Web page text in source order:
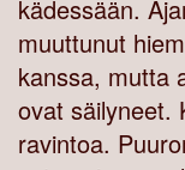
kädessään.
muuttunut
kanssa, mutta
ovat säilyneet.
ravintoa.